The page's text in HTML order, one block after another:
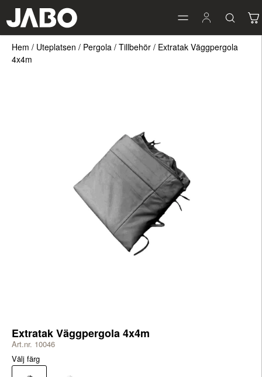
Hem / Uteplatsen / Pergola / Tillbehör / Extratak Väggpergola
4x4m
Extratak Väggpergola 4x4m
Art.nr. 10046
Välj färg